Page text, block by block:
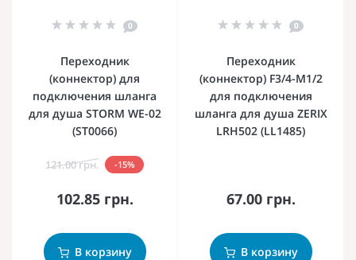
0
Переходник
(коннектор) для
подключения шланга
для душа STORM WE-02
(ST0066)
121.00 грн. -15%
102.85 грн.
В корзину
0
Переходник
(коннектор) F3/4-M1/2
для подключения
шланга для душа ZERIX
LRH502 (LL1485)
67.00 грн.
В корзину